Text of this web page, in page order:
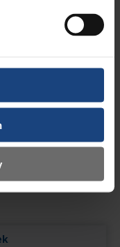
und immer wieder neu.
Team!
in Norderstedt bei